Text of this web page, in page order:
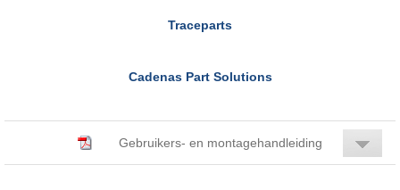
Traceparts
Cadenas Part Solutions
Gebruikers- en montagehandleiding